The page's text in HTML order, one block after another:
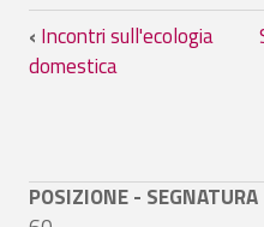
Link di
‹ Incontri sull'ecologia
domestica
POSIZIONE - SEGNATURA